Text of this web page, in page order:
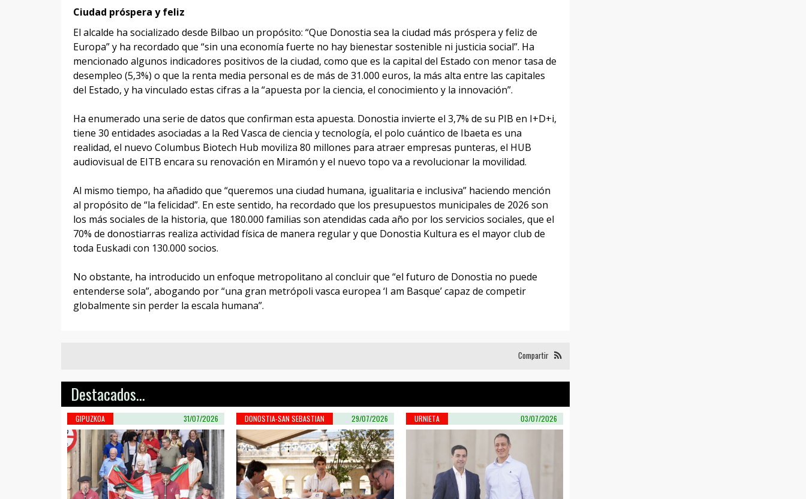
Ciudad próspera y feliz
El alcalde ha socializado desde Bilbao un propósito: “Que Donostia sea la ciudad más próspera y feliz de
Europa” y ha recordado que “sin una economía fuerte no hay bienestar sostenible ni justicia social”. Ha
mencionado algunos indicadores positivos de la ciudad, como que es la capital del Estado con menor tasa de
desempleo (5,3%) o que la renta media personal es de más de 31.000 euros, la más alta entre las capitales
del Estado, y ha vinculado estas cifras a la “apuesta por la ciencia, el conocimiento y la innovación”.
Ha enumerado una serie de datos que confirman esta apuesta. Donostia invierte el 3,7% de su PIB en I+D+i,
tiene 30 entidades asociadas a la Red Vasca de ciencia y tecnología, el polo cuántico de Ibaeta es una
realidad, el nuevo Columbus Biotech Hub moviliza 80 millones para atraer empresas punteras, el HUB
audiovisual de EITB encara su renovación en Miramón y el nuevo topo va a revolucionar la movilidad.
Al mismo tiempo, ha añadido que “queremos una ciudad humana, igualitaria e inclusiva” haciendo mención
al propósito de “la felicidad”. En este sentido, ha recordado que los presupuestos municipales de 2026 son
los más sociales de la historia, que 180.000 familias son atendidas cada año por los servicios sociales, que el
70% de donostiarras realiza actividad física de manera regular y que Donostia Kultura es el mayor club de
toda Euskadi con 130.000 socios.
No obstante, ha introducido un enfoque metropolitano al concluir que “el futuro de Donostia no puede
entenderse sola”, abogando por “una gran metrópoli vasca europea ‘I am Basque’ capaz de competir
globalmente sin perder la escala humana”.
Compartir
Destacados...
GIPUZKOA 31/07/2026 DONOSTIA-SAN SEBASTIAN 29/07/2026 URNIETA 03/07/2026